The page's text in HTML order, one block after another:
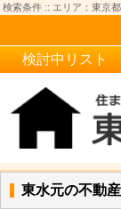
検索条件 :: エリア：東京
検討中リスト
東水元の不動